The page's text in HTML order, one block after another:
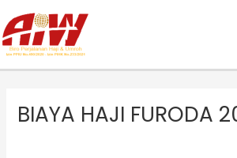
to
content
BIAYA HAJI FURODA